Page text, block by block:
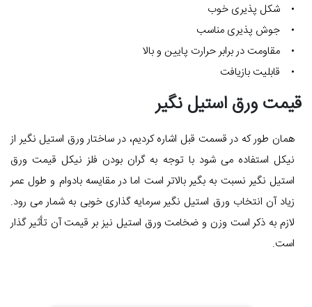
• شکل پذیری خوب
• جوش پذیری مناسب
• مقاومت در برابر حرارت پایین و بالا
• قابلیت بازیافت
قیمت ورق استیل نگیر
همان طور که در قسمت قبل اشاره کردیم، در ساختار ورق استیل نگیر از
نیکل استفاده می شود با توجه به گران بودن فلز نیکل قیمت ورق
استیل نگیر نسبت به بگیر بالاتر است اما در مقایسه بادوام و طول عمر
زیاد آن انتخاب ورق استیل نگیر سرمایه گذاری خوبی به شمار می رود.
لازم به ذکر است وزن و ضخامت ورق استیل نیز بر قیمت آن تأثیر گذار
است.